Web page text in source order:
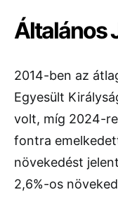
Általános
2014-ben az
Egyesült
volt, míg 2024-
fontra
növekedést
2,6%-os